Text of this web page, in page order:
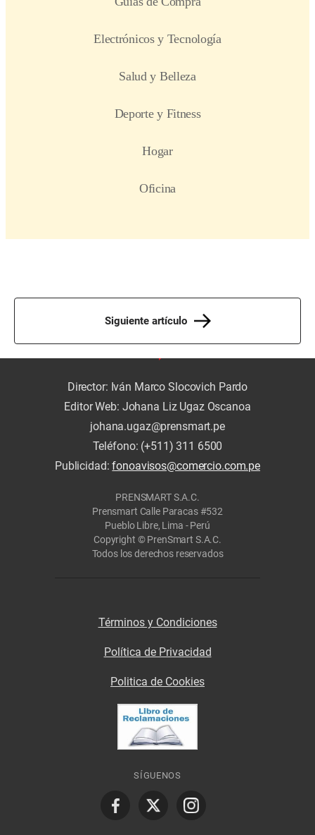
Siguiente artículo
Director: Iván Marco Slocovich Pardo
Editor Web: Johana Liz Ugaz Oscanoa
johana.ugaz@prensmart.pe
Teléfono: (+511) 311 6500
Publicidad:fonoavisos@comercio.com.pe
PRENSMART S.A.C.
Prensmart Calle Paracas #532
Pueblo Libre, Lima - Perú
Copyright © PrenSmart S.A.C.
Todos los derechos reservados
Términos y Condiciones
Política de Privacidad
Politica de Cookies
SÍGUENOS